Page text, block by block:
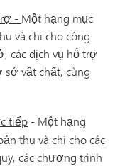
- Một hạng mục
và chi cho công
các dịch vụ hỗ trợ
sở vật chất, cùng
tiếp - Một hạng
thu và chi cho các
các chương trình